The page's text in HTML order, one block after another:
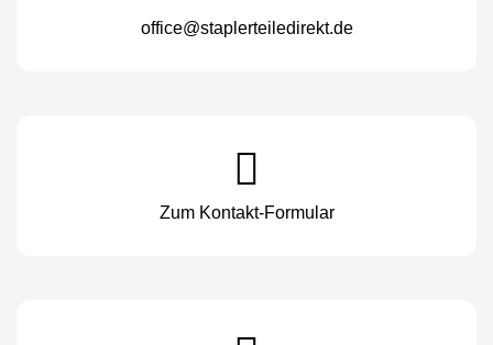
office@staplerteiledirekt.de
Zum Kontakt-Formular